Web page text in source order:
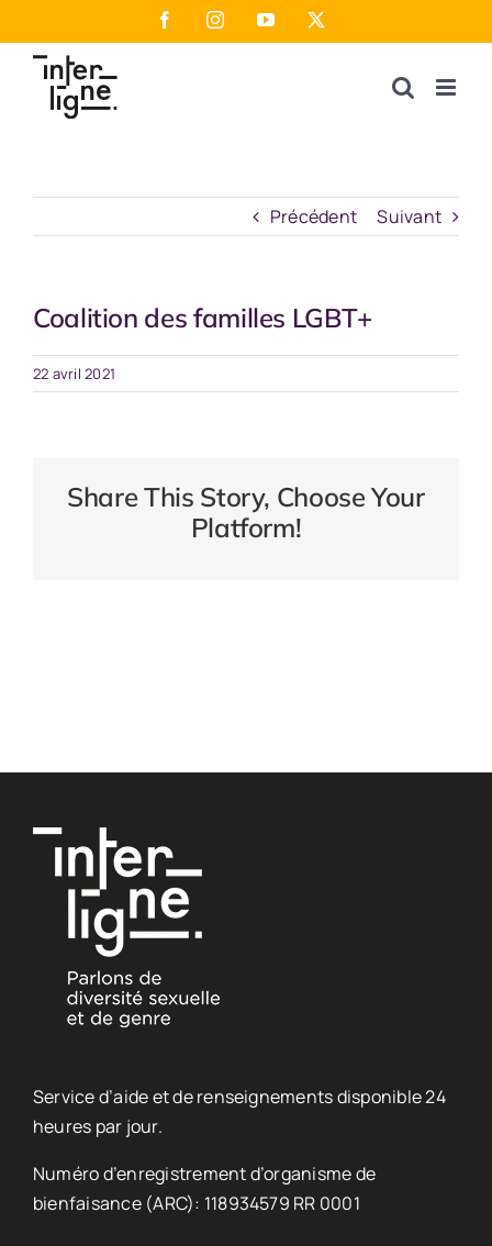
au
contenu
FacebookInstagramYouTube
Précédent Suivant
Coalition des familles LGBT+
22 avril 2021
Share This Story, Choose Your
Platform!
Service d’aide et de renseignements disponible 24
heures par jour.
Numéro d’enregistrement d’organisme de
bienfaisance (ARC): 118934579 RR 0001